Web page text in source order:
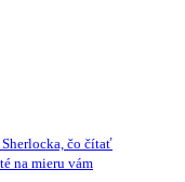
Sherlocka, čo čítať
na mieru vám